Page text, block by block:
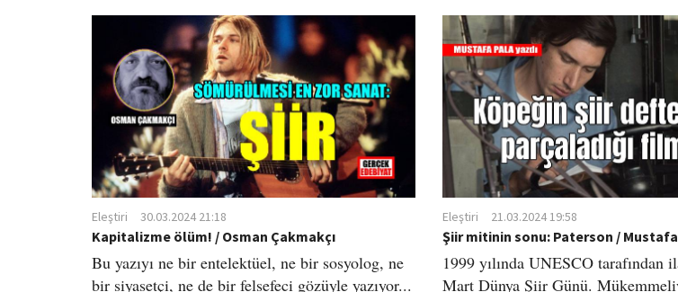
Eleştiri 30.03.2024 21:18
Kapitalizme ölüm! / Osman Çakmakçı
Bu yazıyı ne bir entelektüel, ne bir sosyolog, ne
bir siyasetçi, ne de bir felsefeci gözüyle yazıyor...
Eleştiri 21.03.2024 19:58
Şiir mitinin sonu: Paterson /
​1999 yılında UNESCO tarafından
Mart Dünya Şiir Günü.